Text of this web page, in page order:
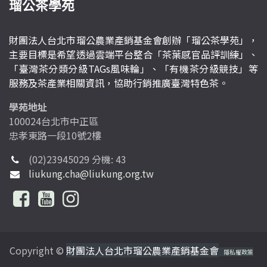
瑠公茶學苑
財團法人台北市瑠公農業產銷基金會創辦「瑠公茶學苑」，
主要目標是希望透過雲端平台整合「茶葉感官品評訓練」、
「臺灣茶分類分級TAGs風味輪」、「有機茶分級競技」等
服務及茶產業相關資訊，協助行銷推廣臺灣特色茶。
學苑地址
100024台北市中正區
忠孝東路一段10號2樓
(02)23945029 分機: 43
liukung.cha@liukung.org.tw
Copyright © 財團法人台北市瑠公農業產銷基金會 隱私權政策